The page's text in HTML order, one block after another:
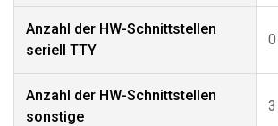
Anzahl der HW-Schnittstellen
seriell TTY
0
Anzahl der HW-Schnittstellen
sonstige
3